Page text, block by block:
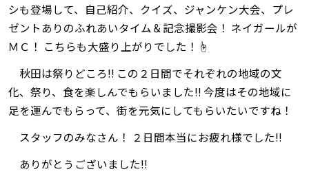
シも登場して、自己紹介、クイズ、ジャンケン大会、プレ
ゼントありのふれあいタイム＆記念撮影会！ ネイガールが
ＭＣ！ こちらも大盛り上がりでした！☝
秋田は祭りどころ‼ この２日間でそれぞれの地域の文
化、祭り、食を楽しんでもらいました‼ 今度はその地域に
足を運んでもらって、街を元気にしてもらいたいですね！
スタッフのみなさん！ ２日間本当にお疲れ様でした‼
ありがとうございました‼